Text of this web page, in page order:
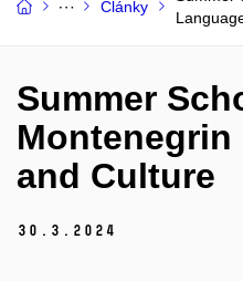
Články
Summer
Montenegrin
and Culture
30. 3. 2024